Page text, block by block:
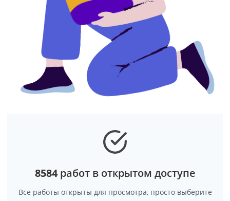
8584работ в открытом доступе
Все работы открыты для просмотра, просто выберите